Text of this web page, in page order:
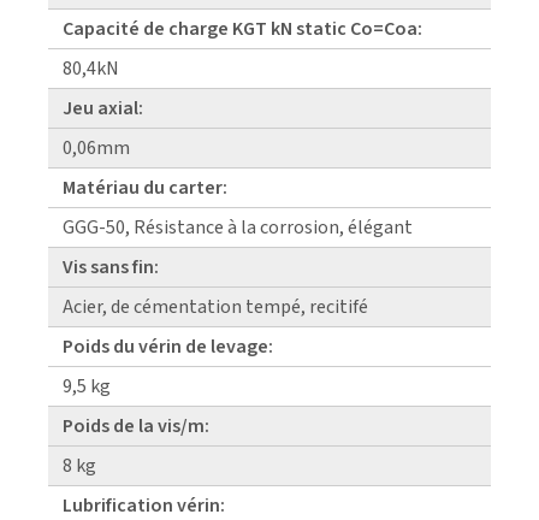
Capacité de charge KGT kN static Co=Coa:
80,4kN
Jeu axial:
0,06mm
Matériau du carter:
GGG-50, Résistance à la corrosion, élégant
Vis sans fin:
Acier, de cémentation tempé, recitifé
Poids du vérin de levage:
9,5 kg
Poids de la vis/m:
8 kg
Lubrification vérin: